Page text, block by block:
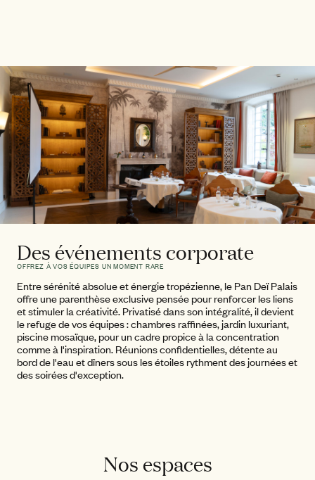
Des événements corporate
OFFREZ À VOS ÉQUIPES UN MOMENT RARE
Entre sérénité absolue et énergie tropézienne, le Pan Deï Palais
offre une parenthèse exclusive pensée pour renforcer les liens
et stimuler la créativité. Privatisé dans son intégralité, il devient
le refuge de vos équipes : chambres raffinées, jardin luxuriant,
piscine mosaïque, pour un cadre propice à la concentration
comme à l'inspiration. Réunions confidentielles, détente au
bord de l'eau et dîners sous les étoiles rythment des journées et
des soirées d'exception.
Nos espaces